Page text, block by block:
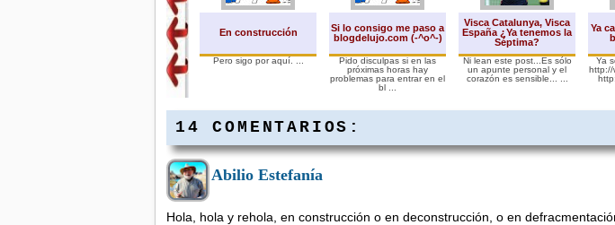
En construcción
Pero sigo por aquí. ...
Si lo consigo me paso a
blogdelujo.com (-^o^-)
Pido disculpas si en las
próximas horas hay
problemas para entrar en el
bl ...
Visca Catalunya, Visca
España ¿Ya tenemos la
Séptima?
Ni lean este post...Es sólo
un apunte personal y el
corazón es sensible... ...
Ya
Ya
http://
14 COMENTARIOS:
Abilio Estefanía
Hola, hola y rehola, en construcción o en deconstrucción, o en